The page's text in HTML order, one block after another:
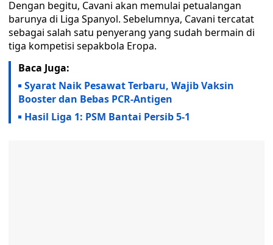
Dengan begitu, Cavani akan memulai petualangan
barunya di Liga Spanyol. Sebelumnya, Cavani tercatat
sebagai salah satu penyerang yang sudah bermain di
tiga kompetisi sepakbola Eropa.
Baca Juga:
Syarat Naik Pesawat Terbaru, Wajib Vaksin
Booster dan Bebas PCR-Antigen
Hasil Liga 1: PSM Bantai Persib 5-1